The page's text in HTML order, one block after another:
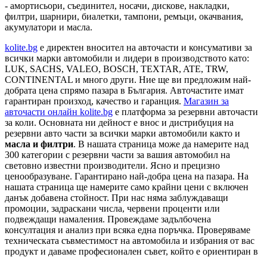
- амортисьори, съединител, носачи, дискове, накладки,
филтри, шарнири, биалетки, тампони, ремъци, окачвания,
акумулатори и масла.
kolite.bg e директен вносител на авточасти и консумативи за
всички марки автомобили и лидери в производството като:
LUK, SACHS, VALEO, BOSCH, TEXTAR, ATE, TRW,
CONTINENTAL и много други. Ние ще ви предложим най-
добрата цена спрямо пазара в България. Авточастите имат
гарантиран произход, качество и гаранция. Магазин за
авточасти онлайн kolite.bg е платформа за резервни авточасти
за коли. Основната ни дейност е внос и дистрибуция на
резервни авто части за всички марки автомобили както и
масла и филтри. В нашата страница може да намерите над
300 категории с резервни части за вашия автомобил на
световно известни производители. Ясно и прецизно
ценообразуване. Гарантирано най-добра цена на пазара. На
нашата страница ще намерите само крайни цени с включен
данък добавена стойност. При нас няма заблуждаващи
промоции, задраскани числа, червени проценти или
подвеждащи намаления. Провеждаме задълбочена
консултация и анализ при всяка една поръчка. Проверяваме
техническата съвместимост на автомобила и избрания от вас
продукт и даваме професионален съвет, който е ориентиран в